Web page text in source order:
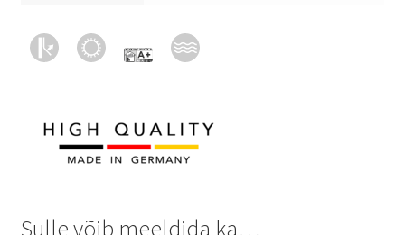
Sulle võib meeldida ka…